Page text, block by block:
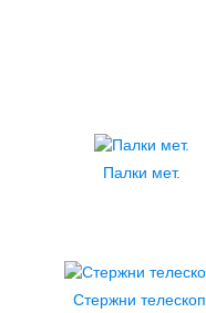
Палки мет.
Стержни телескоп.